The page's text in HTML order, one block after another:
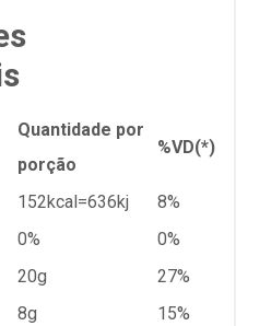
Quantidade por
porção
%VD(*)
152kcal=636kj
8%
0%
0%
20g
27%
8g
15%